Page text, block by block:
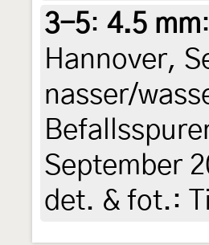
3-5: 4.5 mm
Hannover,
nasser/
September
det. & fot.: